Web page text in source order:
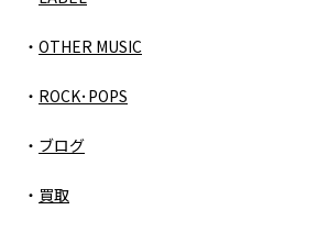
OTHER MUSIC
ROCK･POPS
ブログ
買取